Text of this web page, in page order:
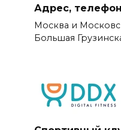
Адрес,
Москва и
Большая